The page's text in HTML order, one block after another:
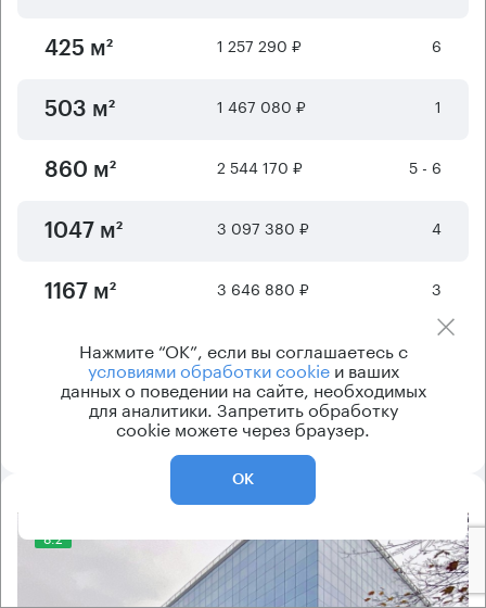
425 м² 1 257 290 ₽ 6
503 м² 1 467 080 ₽ 1
860 м² 2 544 170 ₽ 5 - 6
1047 м² 3 097 380 ₽ 4
1167 м² 3 646 880 ₽ 3
Отображается6из9 предложений
Показать ещё
8.2
Нажмите “ОК”, если вы соглашаетесь с
условиями обработки cookieи ваших
данных о поведении на сайте, необходимых
для аналитики. Запретить обработку
cookie можете через браузер.
ОК